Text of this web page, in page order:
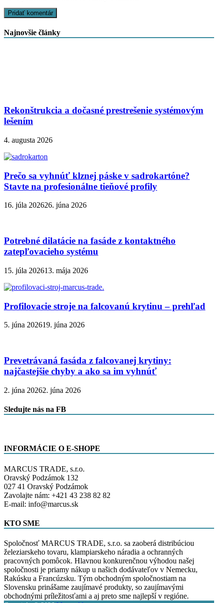
Najnovšie články
Rekonštrukcia a dočasné prestrešenie systémovým
lešením
4. augusta 2026
Prečo sa vyhnúť klznej páske v sadrokartóne?
Stavte na profesionálne tieňové profily
16. júla 202626. júna 2026
Potrebné dilatácie na fasáde z kontaktného
zatepľovacieho systému
15. júla 202613. mája 2026
Profilovacie stroje na falcovanú krytinu – prehľad
5. júna 202619. júna 2026
Prevetrávaná fasáda z falcovanej krytiny:
najčastejšie chyby a ako sa im vyhnúť
2. júna 20262. júna 2026
Sledujte nás na FB
INFORMÁCIE O E-SHOPE
MARCUS TRADE, s.r.o.
Oravský Podzámok 132
027 41 Oravský Podzámok
Zavolajte nám: +421 43 238 82 82
E-mail: info@marcus.sk
KTO SME
Spoločnosť MARCUS TRADE, s.r.o. sa zaoberá distribúciou
železiarskeho tovaru, klampiarskeho náradia a ochranných
pracovných pomôcok. Hlavnou konkurenčnou výhodou našej
spoločnosti je priamy nákup u našich dodávateľov v Nemecku,
Rakúsku a Francúzsku. Tým obchodným spoločnostiam na
Slovensku prinášame zaujímavé produkty, so zaujímavými
obchodnými príležitosťami a aj preto sme najlepší v regióne.